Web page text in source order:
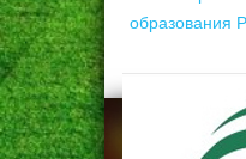
образования